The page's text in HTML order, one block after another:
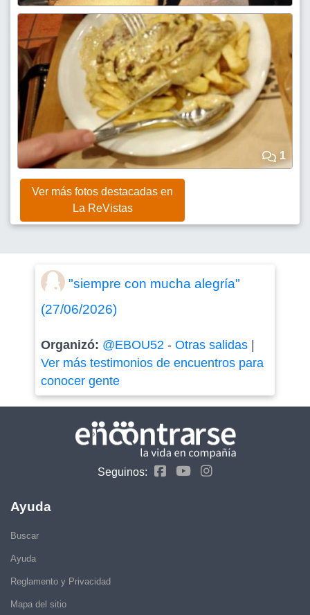
1
Ver más fotos destacadas en
La ReVistas
"siempre con mucha alegría"
(27/06/2026)
Organizó: @EBOU52 - Otras salidas|
Ver más testimonios de encuentros para
conocer gente
Seguinos:
Ayuda
Buscar
Ayuda
Reglamento y Privacidad
Mapa del sitio